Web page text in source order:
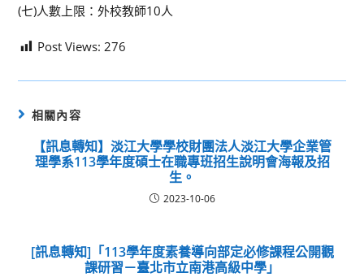
(七)人數上限：外校教師10人
Post Views: 276
相關內容
【訊息轉知】淡江大學學校財團法人淡江大學企業管
理學系113學年度碩士在職專班招生說明會海報及招
生。
2023-10-06
[訊息轉知]「113學年度素養導向部定必修課程公開觀
課研習－臺北市立南港高級中學」